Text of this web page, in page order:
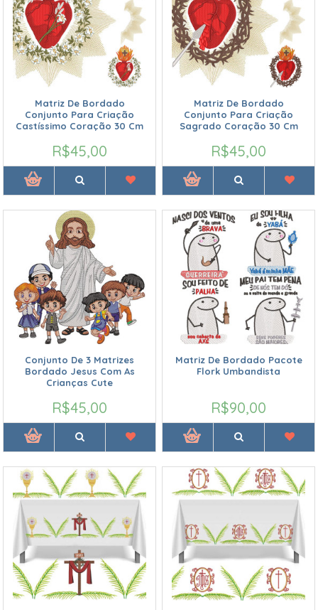
Matriz De Bordado
Conjunto Para Criação
Castíssimo Coração 30 Cm
R$45,00
Matriz De Bordado
Conjunto Para Criação
Sagrado Coração 30 Cm
R$45,00
Conjunto De 3 Matrizes
Bordado Jesus Com As
Crianças Cute
R$45,00
Matriz De Bordado Pacote
Flork Umbandista
R$90,00